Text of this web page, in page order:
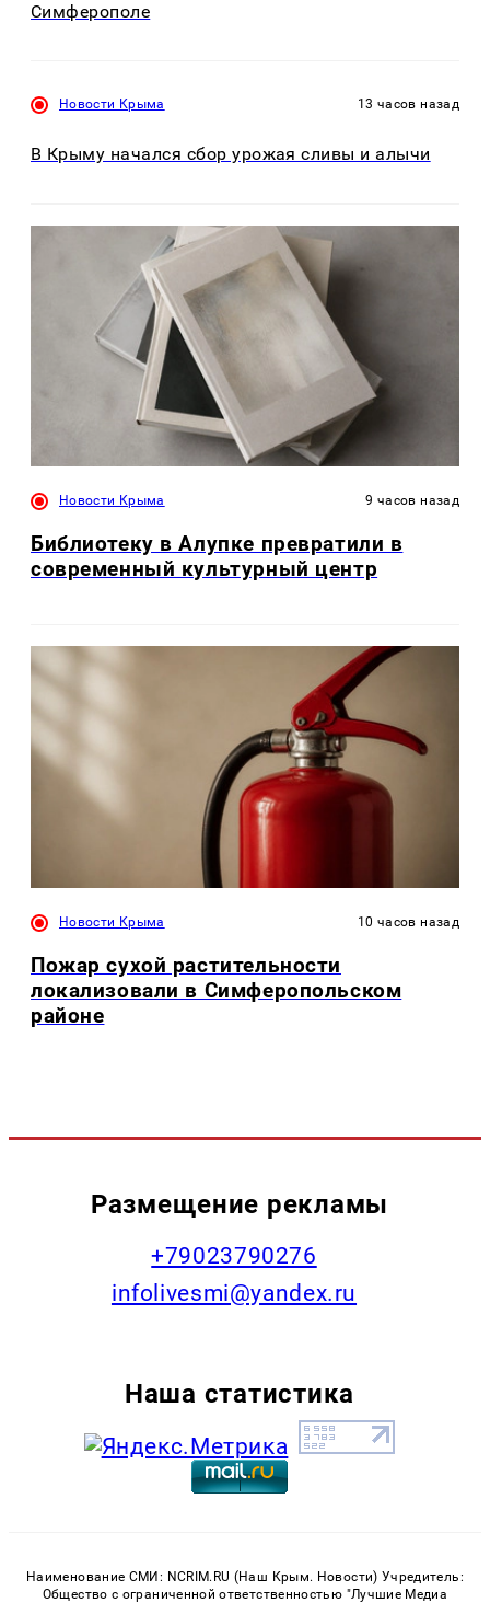
Симферополе
Новости Крыма 13 часов назад
В Крыму начался сбор урожая сливы и алычи
Новости Крыма 9 часов назад
Библиотеку в Алупке превратили в
современный культурный центр
Новости Крыма 10 часов назад
Пожар сухой растительности
локализовали в Симферопольском
районе
Размещение рекламы
+79023790276
infolivesmi@yandex.ru
Наша статистика
Наименование СМИ: NCRIM.RU (Наш Крым. Новости) Учредитель:
Общество с ограниченной ответственностью "Лучшие Медиа